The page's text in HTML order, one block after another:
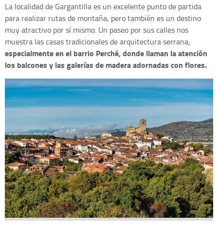
La localidad de Gargantilla es un excelente punto de partida
para realizar rutas de montaña, pero también es un destino
muy atractivo por sí mismo. Un paseo por sus calles nos
muestra las casas tradicionales de arquitectura serrana,
especialmente en el barrio Perché, donde llaman la atención
los balcones y las galerías de madera adornadas con flores.